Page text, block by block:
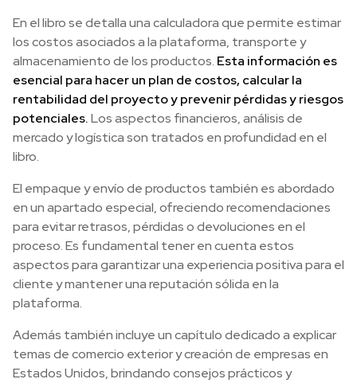
En el libro se detalla una calculadora que permite estimar
los costos asociados a la plataforma, transporte y
almacenamiento de los productos. Esta información es
esencial para hacer un plan de costos, calcular la
rentabilidad del proyecto y prevenir pérdidas y riesgos
potenciales.Los aspectos financieros, análisis de
mercado y logística son tratados en profundidad en el
libro.
El empaque y envío de productos también es abordado
en un apartado especial, ofreciendo recomendaciones
para evitar retrasos, pérdidas o devoluciones en el
proceso. Es fundamental tener en cuenta estos
aspectos para garantizar una experiencia positiva para el
cliente y mantener una reputación sólida en la
plataforma.
Además también incluye un capítulo dedicado a explicar
temas de comercio exterior y creación de empresas en
Estados Unidos, brindando consejos prácticos y